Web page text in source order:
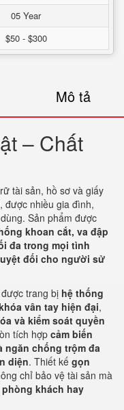
05 Year
$50 - $300
Mô tả
– Chất
tài sản, hồ sơ và giấy
, được nhiều gia đình,
Sản phẩm được
khoan cắt, va đập
đa trong mọi tình
đối cho người sử
trang bị hệ thống
vân tay hiện đại,
và kiểm soát quyền
tích hợp cảm biến
ngăn chống trộm đa
diện. Thiết kế gọn
chỉ bảo vệ tài sản mà
khách hay